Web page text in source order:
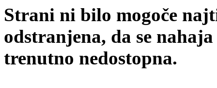
Strani ni bilo mogoče
odstranjena, da se
trenutno nedostopna.